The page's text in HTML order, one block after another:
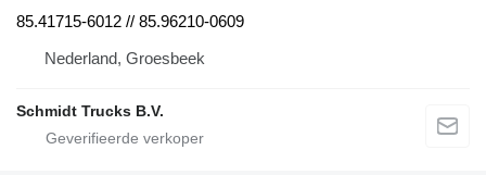
85.41715-6012 // 85.96210-0609
Nederland, Groesbeek
Schmidt Trucks B.V.